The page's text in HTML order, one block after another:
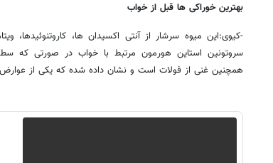
بهترین خوراکی ها قبل از خواب
سروتونین استاین هورمون مرتبط با خواب در صورتی که
همچنین غنی از فولات است و نشان داده شده که یکی از